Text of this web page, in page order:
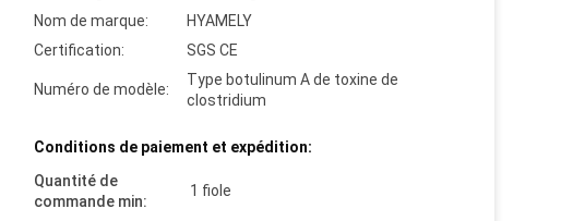
Nom de marque:
HYAMELY
Certification:
SGS CE
Numéro de modèle:
Type botulinum A de toxine de
clostridium
Conditions de paiement et expédition:
Quantité de
commande min:
1 fiole